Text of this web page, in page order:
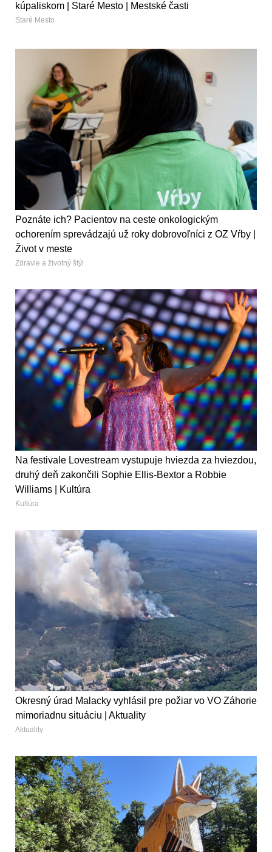
kúpaliskom | Staré Mesto | Mestské časti
Staré Mesto
Poznáte ich? Pacientov na ceste onkologickým
ochorením sprevádzajú už roky dobrovoľníci z OZ Vŕby |
Život v meste
Zdravie a životný štýl
Na festivale Lovestream vystupuje hviezda za hviezdou,
druhý deň zakončili Sophie Ellis-Bextor a Robbie
Williams | Kultúra
Kultúra
Okresný úrad Malacky vyhlásil pre požiar vo VO Záhorie
mimoriadnu situáciu | Aktuality
Aktuality